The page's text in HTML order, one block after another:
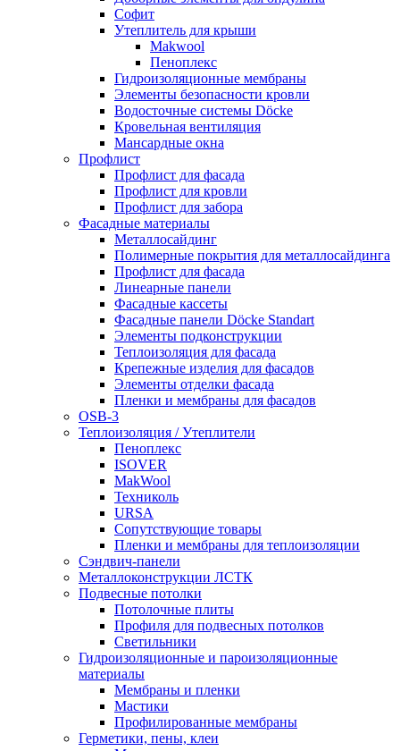
Софит
Утеплитель для крыши
Makwool
Пеноплекс
Гидроизоляционные мембраны
Элементы безопасности кровли
Водосточные системы Döcke
Кровельная вентиляция
Мансардные окна
Профлист
Профлист для фасада
Профлист для кровли
Профлист для забора
Фасадные материалы
Металлосайдинг
Полимерные покрытия для металлосайдинга
Профлист для фасада
Линеарные панели
Фасадные кассеты
Фасадные панели Döcke Standart
Элементы подконструкции
Теплоизоляция для фасада
Крепежные изделия для фасадов
Элементы отделки фасада
Пленки и мембраны для фасадов
OSB-3
Теплоизоляция / Утеплители
Пеноплекс
ISOVER
MakWool
Техниколь
URSA
Сопутствующие товары
Пленки и мембраны для теплоизоляции
Сэндвич-панели
Металлоконструкции ЛСТК
Подвесные потолки
Потолочные плиты
Профиля для подвесных потолков
Светильники
Гидроизоляционные и пароизоляционные
материалы
Мембраны и пленки
Мастики
Профилированные мембраны
Герметики, пены, клеи